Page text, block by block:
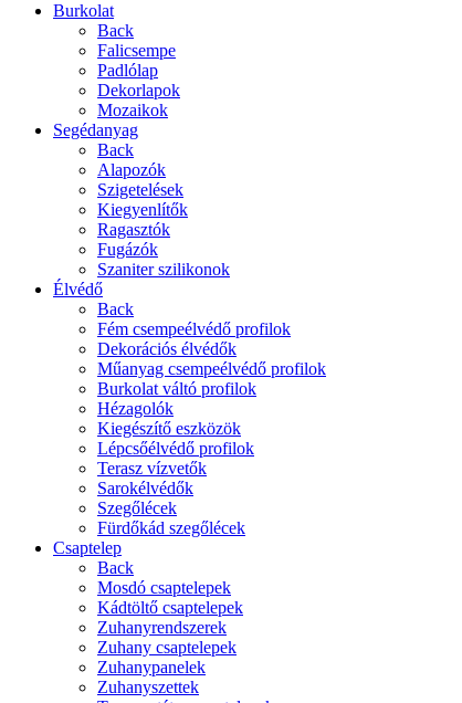
Burkolat
Back
Falicsempe
Padlólap
Dekorlapok
Mozaikok
Segédanyag
Back
Alapozók
Szigetelések
Kiegyenlítők
Ragasztók
Fugázók
Szaniter szilikonok
Élvédő
Back
Fém csempeélvédő profilok
Dekorációs élvédők
Műanyag csempeélvédő profilok
Burkolat váltó profilok
Hézagolók
Kiegészítő eszközök
Lépcsőélvédő profilok
Terasz vízvetők
Sarokélvédők
Szegőlécek
Fürdőkád szegőlécek
Csaptelep
Back
Mosdó csaptelepek
Kádtöltő csaptelepek
Zuhanyrendszerek
Zuhany csaptelepek
Zuhanypanelek
Zuhanyszettek